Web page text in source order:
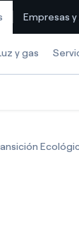
Empresas
y gas